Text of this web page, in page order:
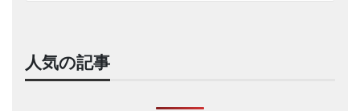
人気の記事